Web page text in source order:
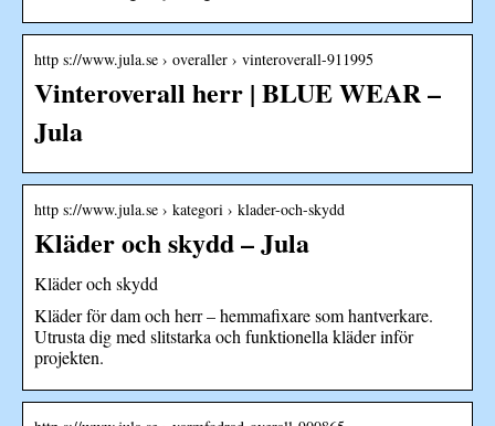
http s://www.jula.se › overaller › vinteroverall-911995
Vinteroverall herr | BLUE WEAR –
Jula
http s://www.jula.se › kategori › klader-och-skydd
Kläder och skydd – Jula
Kläder och skydd
Kläder för dam och herr – hemmafixare som hantverkare.
Utrusta dig med slitstarka och funktionella kläder inför
projekten.